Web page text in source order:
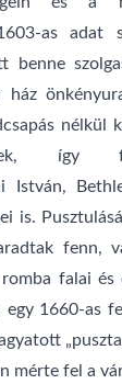
-as adat
benne
ház
nélkül
így
István,
is.
fenn,
falai és
egy 1660-as
mérte fel a